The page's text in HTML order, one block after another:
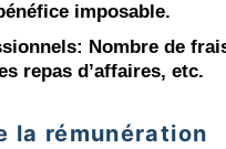
imposable.
: Nombre de
repas d’affaires, etc.
la rémunération